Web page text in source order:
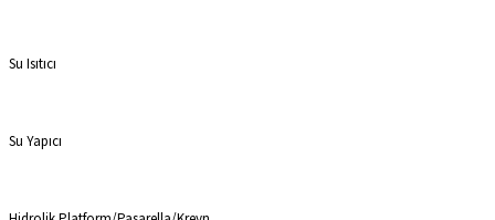
Su Isıtıcı
Su Yapıcı